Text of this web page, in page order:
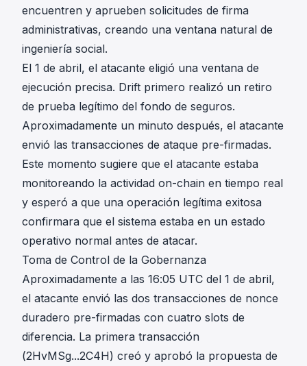
encuentren y aprueben solicitudes de firma
administrativas, creando una ventana natural de
ingeniería social.
El 1 de abril, el atacante eligió una ventana de
ejecución precisa. Drift primero realizó un retiro
de prueba legítimo del fondo de seguros.
Aproximadamente un minuto después, el atacante
envió las transacciones de ataque pre-firmadas.
Este momento sugiere que el atacante estaba
monitoreando la actividad on-chain en tiempo real
y esperó a que una operación legítima exitosa
confirmara que el sistema estaba en un estado
operativo normal antes de atacar.
Toma de Control de la Gobernanza
Aproximadamente a las 16:05 UTC del 1 de abril,
el atacante envió las dos transacciones de nonce
duradero pre-firmadas con cuatro slots de
diferencia. La primera transacción
(2HvMSg...2C4H) creó y aprobó la propuesta de